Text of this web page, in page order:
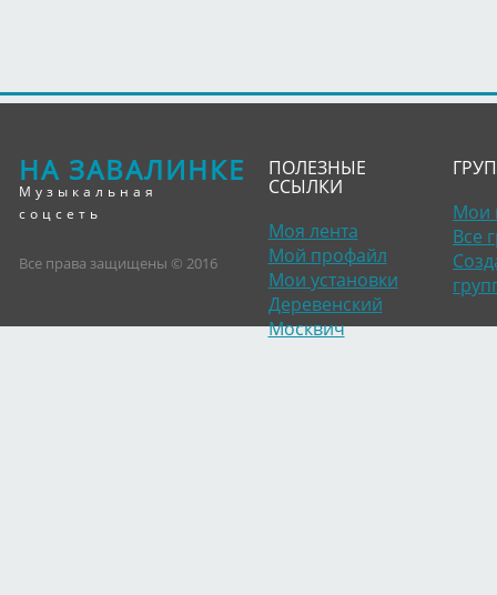
НА ЗАВАЛИНКЕ
Музыкальная
соцсеть
Все права защищены © 2016
ПОЛЕЗНЫЕ
ССЫЛКИ
Моя лента
Мой профайл
Мои установки
Деревенский
Москвич
Мои
Все